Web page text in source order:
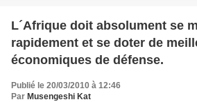
L´Afrique doit absolument se
rapidement et se doter de
économiques de défense.
Publié le 20/03/2010 à 12:46
Par Musengeshi Kat